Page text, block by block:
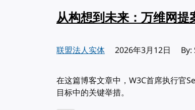
从构想到未来：万维网
联盟法人实体 发布:
2026年3月12日 By:
在这篇博客文章中，W3C首席执行官
目标中的关键举措。